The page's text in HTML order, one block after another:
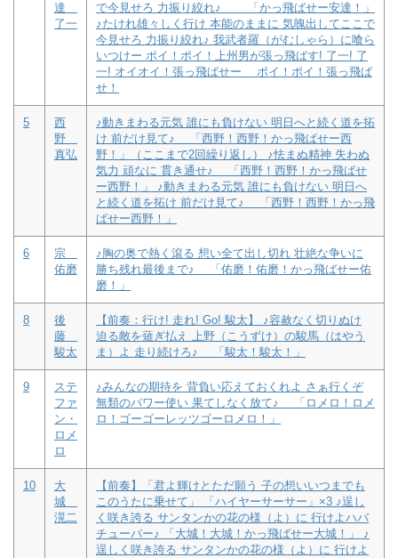
達
了一
で今見せろ 力振り絞れ♪ 「かっ飛ばせー安達！」
♪たけれ雄々しく行け 本能のままに 気魄出してここで
今見せろ 力振り絞れ♪ 我武者羅（がむしゃら）に喰ら
いつけー ポイ！ポイ！上州男が張っ飛ばす! 了一! 了
一! オイオイ！張っ飛ばせー ポイ！ポイ！張っ飛ば
せ！
5
西
野
真弘
♪動きまわる元気 誰にも負けない 明日へと続く道を拓
け 前だけ見て♪ 「西野！西野！かっ飛ばせー西
野！」（ここまで2回繰り返し） ♪怯まぬ精神 失わぬ
気力 頑なに 貫き通せ♪ 「西野！西野！かっ飛ばせ
ー西野！」 ♪動きまわる元気 誰にも負けない 明日へ
と続く道を拓け 前だけ見て♪ 「西野！西野！かっ飛
ばせー西野！」
6
宗
佑磨
♪胸の奥で熱く滾る 想い全て出し切れ 壮絶な争いに
勝ち残れ最後まで♪ 「佑磨！佑磨！かっ飛ばせー佑
磨！」
8
後
藤
駿太
【前奏：行け! 走れ! Go! 駿太】 ♪容赦なく切りぬけ
迫る敵を薙ぎ払え 上野（こうずけ）の駿馬（はやう
ま）よ 走り続けろ♪ 「駿太！駿太！」
9
ステ
ファ
ン・
ロメ
ロ
♪みんなの期待を 背負い応えておくれよ さぁ行くぞ
無類のパワー使い 果てしなく放て♪ 「ロメロ！ロメ
ロ！ゴーゴーレッツゴーロメロ！」
10
大
城
滉二
【前奏】「君よ輝けとただ願う 子の想いいつまでも
このうたに乗せて」 「ハイヤーサーサー」×3 ♪逞し
く咲き誇る サンタンかの花の様（よ）に 行けよハバ
チューバー♪ 「大城！大城！かっ飛ばせー大城！」 ♪
逞しく咲き誇る サンタンかの花の様（よ）に 行けよ